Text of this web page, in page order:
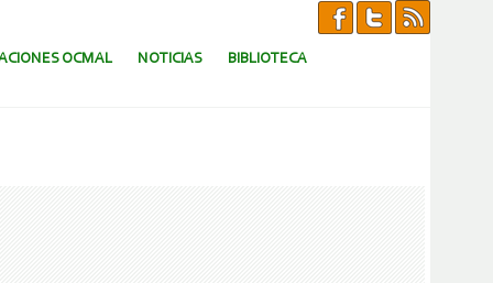
OCMAL NOTICIAS BIBLIOTECA